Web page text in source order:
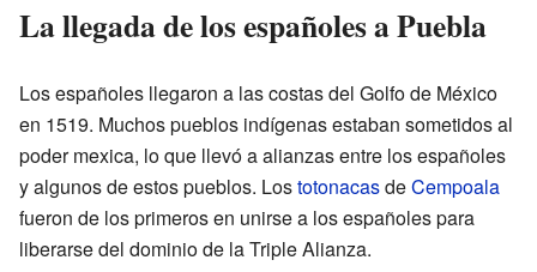
La llegada de los españoles a Puebla
Los españoles llegaron a las costas del Golfo de México
en 1519. Muchos pueblos indígenas estaban sometidos al
poder mexica, lo que llevó a alianzas entre los españoles
y algunos de estos pueblos. LostotonacasdeCempoala
fueron de los primeros en unirse a los españoles para
liberarse del dominio de la Triple Alianza.